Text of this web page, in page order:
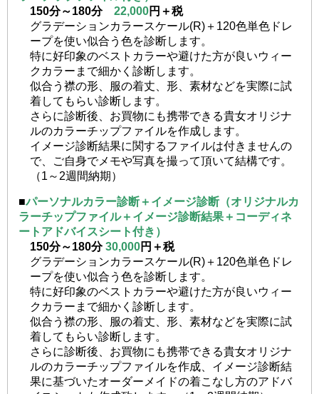
150分～180分 22,000円＋税
グラデーションカラースケール(R)＋120色単色ドレ
ープを使い似合う色を診断します。
特に好印象のベストカラーや避けた方が良いウィー
クカラーまで細かく診断します。
似合う襟の形、服の着丈、形、素材などを実際に試
着してもらい診断します。
さらに診断後、お買物にも携帯できる貴女オリジナ
ルのカラーチップファイルを作成します。
イメージ診断結果に関するファイルは付きませんの
で、ご自身でメモや写真を撮って頂いて結構です。
（1～2週間納期）
■パーソナルカラー診断＋イメージ診断（オリジナルカ
ラーチップファイル＋イメージ診断結果＋コーディネ
ートアドバイスシート付き）
150分～180分30,000円＋税
グラデーションカラースケール(R)＋120色単色ドレ
ープを使い似合う色を診断します。
特に好印象のベストカラーや避けた方が良いウィー
クカラーまで細かく診断します。
似合う襟の形、服の着丈、形、素材などを実際に試
着してもらい診断します。
さらに診断後、お買物にも携帯できる貴女オリジナ
ルのカラーチップファイルを作成、イメージ診断結
果に基づいたオーダーメイドの着こなし方のアドバ